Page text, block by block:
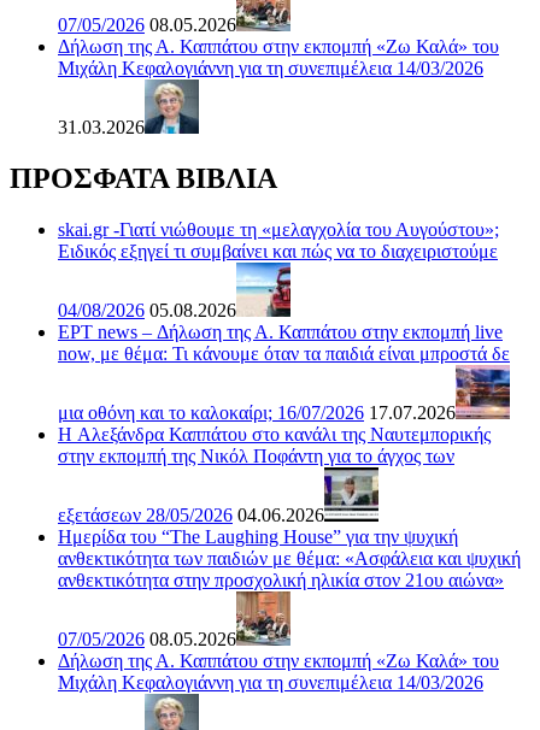
07/05/2026 08.05.2026
Δήλωση της Α. Καππάτου στην εκπομπή «Ζω Καλά» του
Μιχάλη Κεφαλογιάννη για τη συνεπιμέλεια 14/03/2026
31.03.2026
ΠΡΟΣΦΑΤΑ ΒΙΒΛΙΑ
skai.gr -Γιατί νιώθουμε τη «μελαγχολία του Αυγούστου»;
Ειδικός εξηγεί τι συμβαίνει και πώς να το διαχειριστούμε
04/08/2026 05.08.2026
ΕΡΤ news – Δήλωση της Α. Καππάτου στην εκπομπή live
now, με θέμα: Τι κάνουμε όταν τα παιδιά είναι μπροστά δε
μια οθόνη και το καλοκαίρι; 16/07/2026 17.07.2026
H Αλεξάνδρα Καππάτου στο κανάλι της Ναυτεμπορικής
στην εκπομπή της Νικόλ Ποφάντη για το άγχος των
εξετάσεων 28/05/2026 04.06.2026
Ημερίδα του “The Laughing House” για την ψυχική
ανθεκτικότητα των παιδιών με θέμα: «Ασφάλεια και ψυχική
ανθεκτικότητα στην προσχολική ηλικία στον 21ου αιώνα»
07/05/2026 08.05.2026
Δήλωση της Α. Καππάτου στην εκπομπή «Ζω Καλά» του
Μιχάλη Κεφαλογιάννη για τη συνεπιμέλεια 14/03/2026